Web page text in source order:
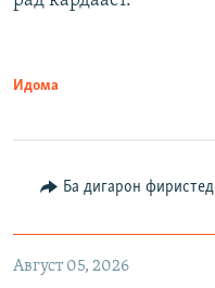
Идома
Ба дигарон фиристед
Август 05, 2026